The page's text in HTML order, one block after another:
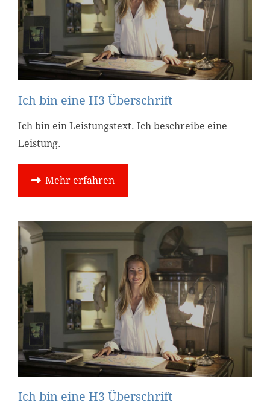
Ich bin eine H3 Überschrift
Ich bin ein Leistungstext. Ich beschreibe eine
Leistung.
Mehr erfahren
Ich bin eine H3 Überschrift